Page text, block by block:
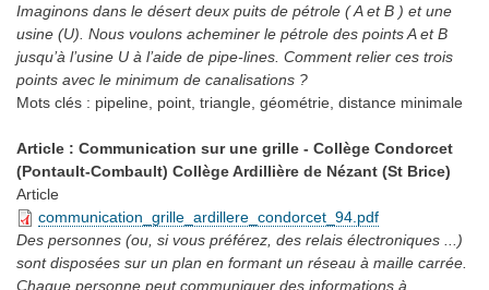
Imaginons dans le désert deux puits de pétrole ( A et B ) et une
usine (U). Nous voulons acheminer le pétrole des points A et B
jusqu’à l’usine U à l’aide de pipe-lines. Comment relier ces trois
points avec le minimum de canalisations ?
Mots clés : pipeline, point, triangle, géométrie, distance minimale
Article : Communication sur une grille - Collège Condorcet
(Pontault-Combault) Collège Ardillière de Nézant (St Brice)
Article
communication_grille_ardillere_condorcet_94.pdf
Des personnes (ou, si vous préférez, des relais électroniques ...)
sont disposées sur un plan en formant un réseau à maille carrée.
Chaque personne peut communiquer des informations à